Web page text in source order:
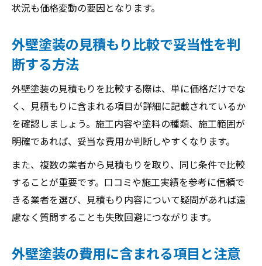
状況も価格変動の要因となります。
外壁塗装の見積もり比較で妥当性を判
断する方法
外壁塗装の見積もりを比較する際は、単に価格だけでな
く、見積もりに含まれる項目が詳細に記載されているか
を確認しましょう。施工内容や塗料の種類、施工範囲が
明確であれば、妥当な費用か判断しやすくなります。
また、複数の業者から見積もりを取り、同じ条件で比較
することが重要です。口コミや施工実績を参考に信頼で
きる業者を選び、見積もり内容について疑問があれば遠
慮なく質問することも失敗回避につながります。
外壁塗装の費用に含まれる項目と注意